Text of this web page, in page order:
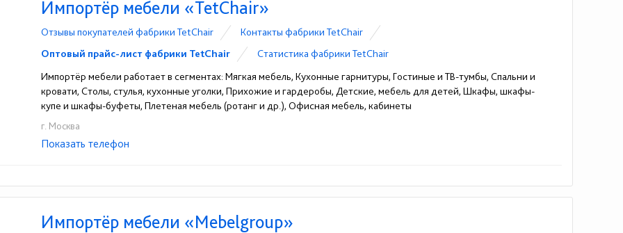
Импортёр мебели «TetChair»
Отзывы покупателей фабрики TetChair
Контакты фабрики TetChair
Оптовый прайс-лист фабрики TetChair
Статистика фабрики TetChair
Импортёр мебели работает в сегментах: Мягкая мебель, Кухонные гарнитуры, Гостиные и ТВ-тумбы, Спальни и
кровати, Столы, стулья, кухонные уголки, Прихожие и гардеробы, Детские, мебель для детей, Шкафы, шкафы-
купе и шкафы-буфеты, Плетеная мебель (ротанг и др.), Офисная мебель, кабинеты
г. Москва
☎+7 (499) 288-00-47
Показать телефон
Импортёр мебели «Mebelgroup»